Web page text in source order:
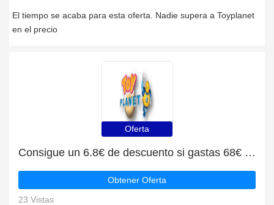
El tiempo se acaba para esta oferta. Nadie supera a Toyplanet
en el precio
Oferta
Consigue un 6.8€ de descuento si gastas 68€ en Toyplanet
Obtener Oferta
23 Vistas